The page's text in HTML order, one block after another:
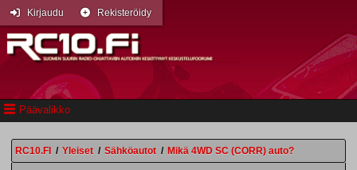
Päävalikko
Kirjaudu Rekisteröidy
RC10.FI / Yleiset / Sähköautot / Mikä 4WD SC (CORR) auto?